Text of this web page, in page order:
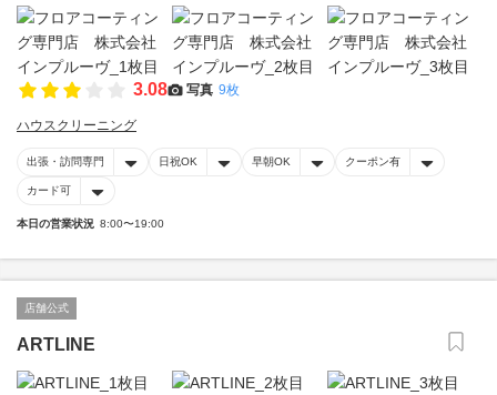
3.08 写真 9枚
ハウスクリーニング
出張・訪問専門 日祝OK 早朝OK クーポン有
カード可
本日の営業状況 8:00〜19:00
店舗公式
ARTLINE